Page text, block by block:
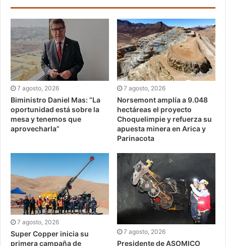
7 agosto, 2026
Biministro Daniel Mas: “La
oportunidad está sobre la
mesa y tenemos que
aprovecharla”
7 agosto, 2026
Norsemont amplía a 9.048
hectáreas el proyecto
Choquelimpie y refuerza su
apuesta minera en Arica y
Parinacota
7 agosto, 2026
Super Copper inicia su
primera campaña de
7 agosto, 2026
Presidente de ASOMICO